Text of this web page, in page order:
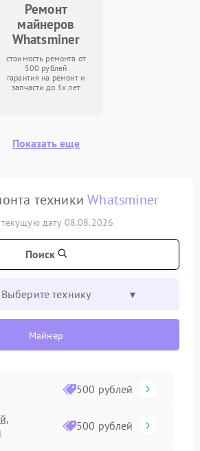
Ремонт
майнеров
Whatsminer
стоимость ремонта от
500 рублей
гарантия на ремонт и
запчасти до 3х лет
Показать еще
техникиWhatsminer
дату 08.08.2026
Поиск
Выберите технику
Майнер
500 рублей
500 рублей